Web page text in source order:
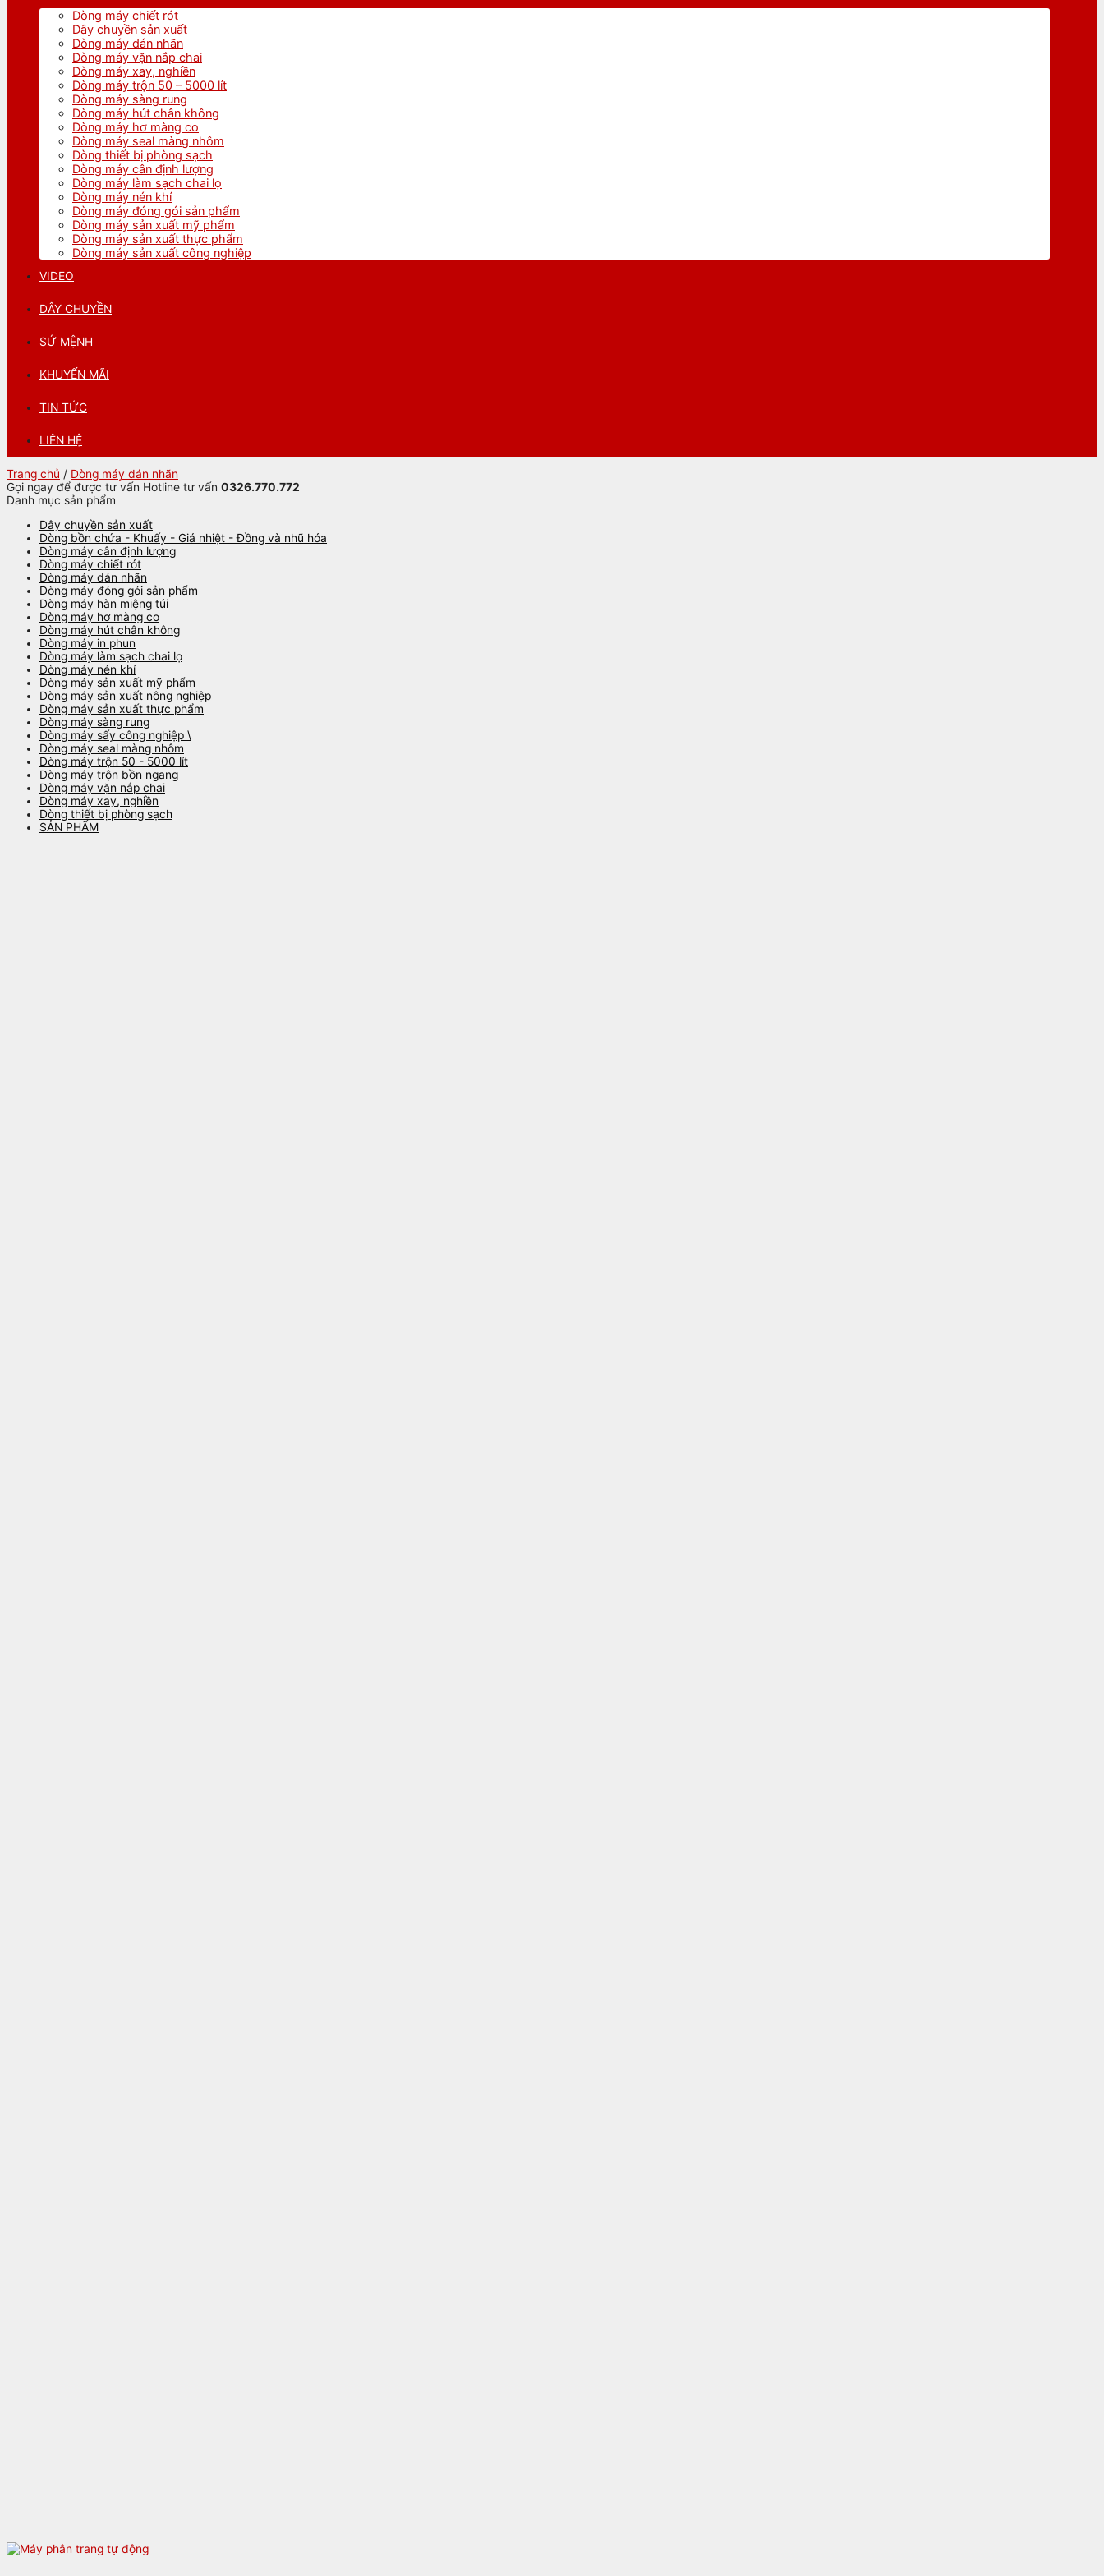
Dòng máy chiết rót
Dây chuyền sản xuất
Dòng máy dán nhãn
Dòng máy vặn nắp chai
Dòng máy xay, nghiền
Dòng máy trộn 50 – 5000 lít
Dòng máy sàng rung
Dòng máy hút chân không
Dòng máy hơ màng co
Dòng máy seal màng nhôm
Dòng thiết bị phòng sạch
Dòng máy cân định lượng
Dòng máy làm sạch chai lọ
Dòng máy nén khí
Dòng máy đóng gói sản phẩm
Dòng máy sản xuất mỹ phẩm
Dòng máy sản xuất thực phẩm
Dòng máy sản xuất công nghiệp
VIDEO
DÂY CHUYỀN
SỨ MỆNH
KHUYẾN MÃI
TIN TỨC
LIÊN HỆ
Trang chủ / Dòng máy dán nhãn
Gọi ngay để được tư vấn Hotline tư vấn 0326.770.772
Danh mục sản phẩm
Dây chuyền sản xuất
Dòng bồn chứa - Khuấy - Giá nhiệt - Đồng và nhũ hóa
Dòng máy cân định lượng
Dòng máy chiết rót
Dòng máy dán nhãn
Dòng máy đóng gói sản phẩm
Dòng máy hàn miệng túi
Dòng máy hơ màng co
Dòng máy hút chân không
Dòng máy in phun
Dòng máy làm sạch chai lọ
Dòng máy nén khí
Dòng máy sản xuất mỹ phẩm
Dòng máy sản xuất nông nghiệp
Dòng máy sản xuất thực phẩm
Dòng máy sàng rung
Dòng máy sấy công nghiệp \
Dòng máy seal màng nhôm
Dòng máy trộn 50 - 5000 lít
Dòng máy trộn bồn ngang
Dòng máy vặn nắp chai
Dòng máy xay, nghiền
Dòng thiết bị phòng sạch
SẢN PHẨM